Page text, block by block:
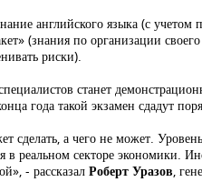
английского языка (с
(знания по организации
риски).
станет
года такой экзамен сдадут
сделать, а чего не может.
реальном секторе экономики.
- рассказал Роберт Уразов,